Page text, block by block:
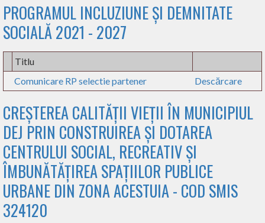
PROGRAMUL INCLUZIUNE ȘI DEMNITATE
SOCIALĂ 2021 - 2027
Titlu
Comunicare RP selectie partener
Descărcare
CREȘTEREA CALITĂȚII VIEȚII ÎN MUNICIPIUL
DEJ PRIN CONSTRUIREA ȘI DOTAREA
CENTRULUI SOCIAL, RECREATIV ȘI
ÎMBUNĂTĂȚIREA SPAȚIILOR PUBLICE
URBANE DIN ZONA ACESTUIA - COD SMIS
324120